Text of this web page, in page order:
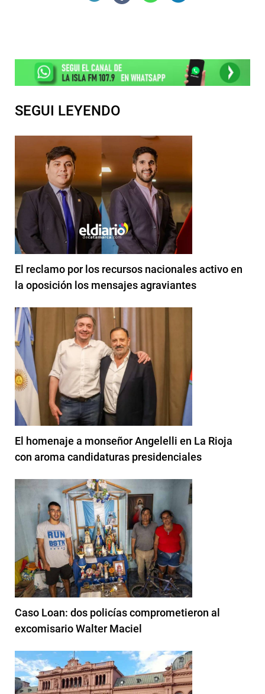
SEGUI LEYENDO
El reclamo por los recursos nacionales activo en
la oposición los mensajes agraviantes
El homenaje a monseñor Angelelli en La Rioja
con aroma candidaturas presidenciales
Caso Loan: dos policías comprometieron al
excomisario Walter Maciel